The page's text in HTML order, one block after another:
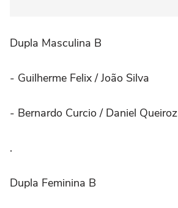
Dupla Masculina B
- Guilherme Felix / João Silva
- Bernardo Curcio / Daniel Queiroz
.⠀
Dupla Feminina B